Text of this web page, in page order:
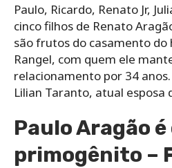
Paulo, Ricardo, Renato Jr,
cinco filhos de Renato
são frutos do casamento
Rangel, com quem ele
relacionamento por 34 anos.
Lilian Taranto, atual esposa
Paulo Aragão é
primogênito –